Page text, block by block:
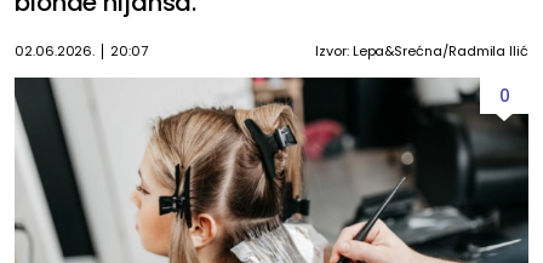
02.06.2026. 20:07 Izvor: Lepa&Srećna/Radmila Ilić
0